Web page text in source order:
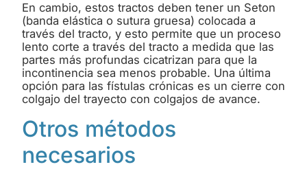
En cambio, estos tractos deben tener un Seton
(banda elástica o sutura gruesa) colocada a
través del tracto, y esto permite que un proceso
lento corte a través del tracto a medida que las
partes más profundas cicatrizan para que la
incontinencia sea menos probable. Una última
opción para las fístulas crónicas es un cierre con
colgajo del trayecto con colgajos de avance.
Otros métodos
necesarios